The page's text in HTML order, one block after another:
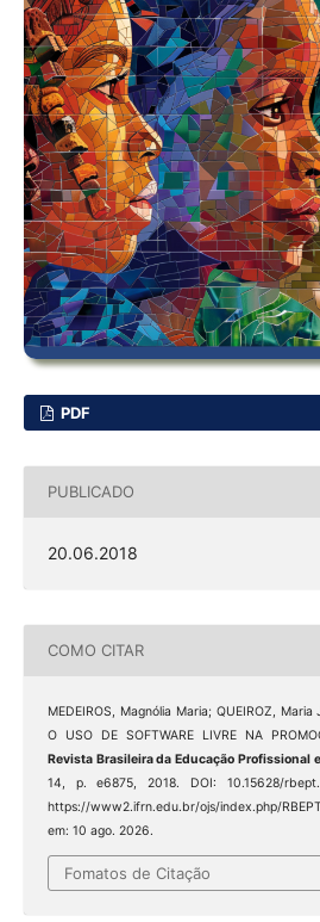
PDF
PUBLICADO
20.06.2018
COMO CITAR
MEDEIROS, Magnólia Maria; QUEIROZ,
O USO DE SOFTWARE LIVRE NA
Revista Brasileira da Educação Profissional
14, p. e6875, 2018. DOI: 10.15628/
https://www2.ifrn.edu.br/ojs/index.php/
em: 10 ago. 2026.
Fomatos de Citação